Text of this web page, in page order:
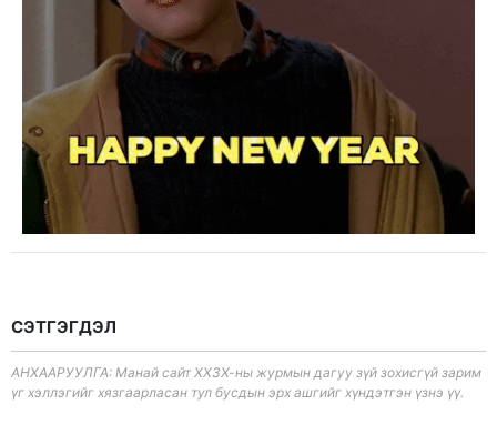
СЭТГЭГДЭЛ
АНХААРУУЛГА: Манай сайт ХХЗХ-ны журмын дагуу зүй зохисгүй зарим
үг хэллэгийг хязгаарласан тул бусдын эрх ашгийг хүндэтгэн үзнэ үү.